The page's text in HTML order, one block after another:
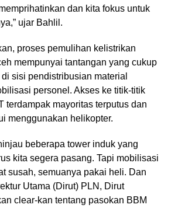
dan kita fokus untuk
ujar Bahlil.
proses pemulihan kelistrikan
mempunyai tantangan yang cukup
sisi pendistribusian material
personel. Akses ke titik-titik
terdampak mayoritas terputus dan
menggunakan helikopter.
beberapa tower induk yang
kita segera pasang. Tapi mobilisasi
susah, semuanya pakai heli. Dan
Utama (Dirut) PLN, Dirut
clear-kan tentang pasokan BBM